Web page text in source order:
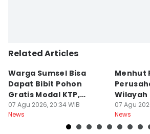
Related Articles
Warga Sumsel Bisa
Dapat Bibit Pohon
Gratis Modal KTP,
Menhut Beberkan
Caranya
07 Agu 2026, 20:34 WIB
News
Menhut
Wilayah
07 Agu
News